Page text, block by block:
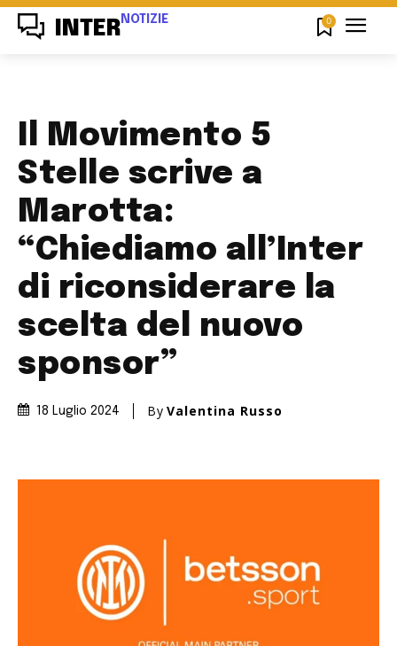
INTER NOTIZIE 0
Il Movimento 5
Stelle scrive a
Marotta:
“Chiediamo all’Inter
di riconsiderare la
scelta del nuovo
sponsor”
18 Luglio 2024 By Valentina Russo